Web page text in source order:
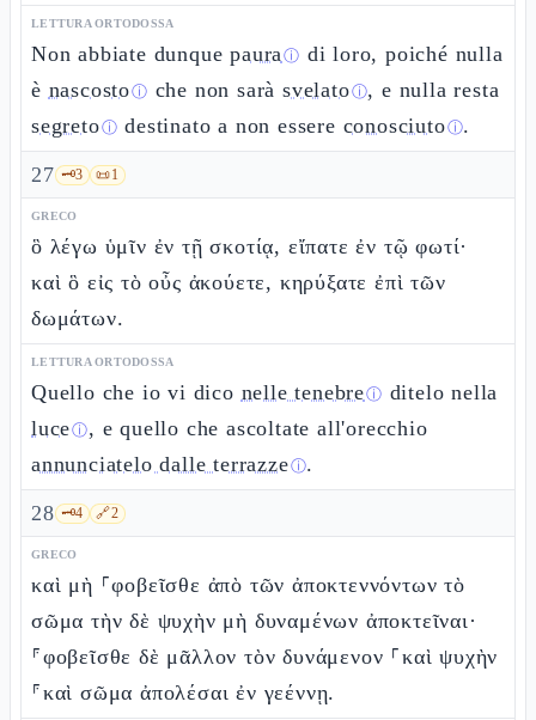
LETTURA ORTODOSSA
Non abbiate dunquepauraⓘ di loro, poiché nulla
è nascostoⓘ che non saràsvelatoⓘ, e nulla resta
segretoⓘ destinato a non essere conosciutoⓘ.
27 🗝️3 📜1
GRECO
ὃ λέγω ὑμῖν ἐν τῇ σκοτίᾳ, εἴπατε ἐν τῷ φωτί·
καὶ ὃ εἰς τὸ οὖς ἀκούετε, κηρύξατε ἐπὶ τῶν
δωμάτων.
LETTURA ORTODOSSA
Quello che io vi dico nelle tenebreⓘ ditelo nella
luceⓘ, e quello che ascoltate all'orecchio
annunciatelo dalle terrazzeⓘ.
28 🗝️4 🔗2
GRECO
καὶ μὴ ⸀φοβεῖσθε ἀπὸ τῶν ἀποκτεννόντων τὸ
σῶμα τὴν δὲ ψυχὴν μὴ δυναμένων ἀποκτεῖναι·
⸁φοβεῖσθε δὲ μᾶλλον τὸν δυνάμενον ⸀καὶ ψυχὴν
⸁καὶ σῶμα ἀπολέσαι ἐν γεέννῃ.